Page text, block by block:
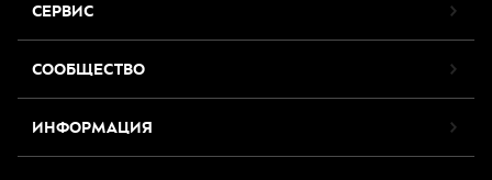
СЕРВИС
СООБЩЕСТВО
ИНФОРМАЦИЯ